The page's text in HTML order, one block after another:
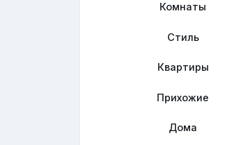
Комнаты
Стиль
Квартиры
Прихожие
Дома